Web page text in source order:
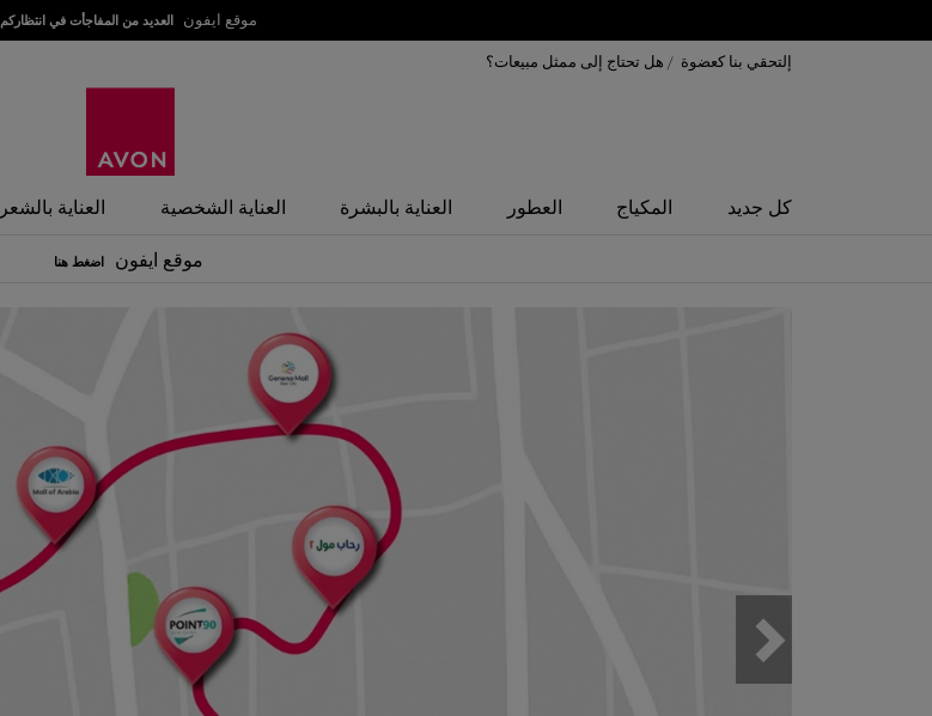
موقع ايفون العديد من المفاجأت في انتظاركم
إلتحقي بنا كعضوة / هل تحتاج إلى ممثل مبيعات؟
كل جديد المكياج العطور العناية بالبشرة العناية الشخصية العناية بالشعر
موقع ايفون اضغط هنا